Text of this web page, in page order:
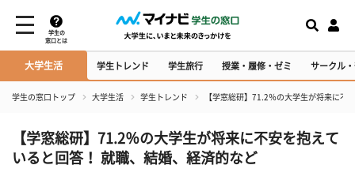
学生の
窓口とは
大学生活 学生トレンド 学生旅行 授業・履修・ゼミ サークル
学生の窓口トップ 大学生活 学生トレンド 【学窓総研】71.2％の大学生が将来に不
【学窓総研】71.2％の大学生が将来に不安を抱えて
いると回答！ 就職、結婚、経済的など